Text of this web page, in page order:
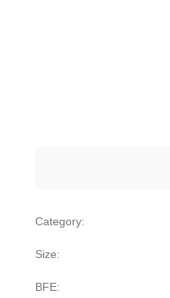
Category:
Size:
BFE: